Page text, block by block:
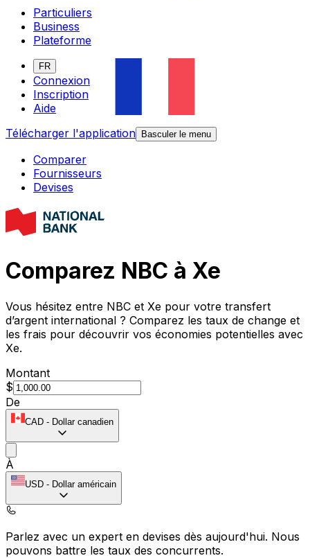
Particuliers
Business
Plateforme
FR
Connexion
Inscription
Aide
Télécharger l'application
Basculer le menu
Comparer
Fournisseurs
Devises
Comparez NBC à Xe
Vous hésitez entre NBC et Xe pour votre transfert
d’argent international ? Comparez les taux de change et
les frais pour découvrir vos économies potentielles avec
Xe.
Montant
$
De
CAD - Dollar canadien
À
USD - Dollar américain
Parlez avec un expert en devises dès aujourd'hui. Nous
pouvons battre les taux des concurrents.